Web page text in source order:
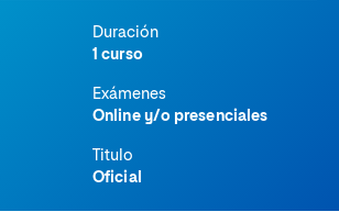
Duración
1 curso
Exámenes
Online y/o presenciales
Titulo
Oficial